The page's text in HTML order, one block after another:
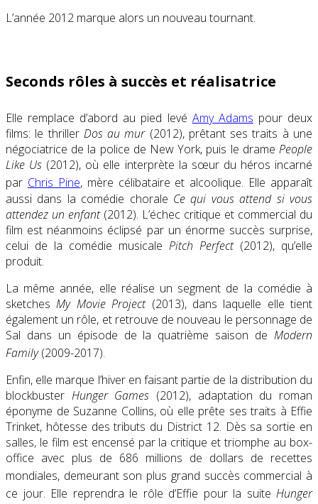
L’année 2012 marque alors un nouveau tournant.
Seconds rôles à succès et réalisatrice
Elle remplace d’abord au pied levé Amy Adams pour deux
films: le thriller Dos au mur (2012), prêtant ses traits à une
négociatrice de la police de New York, puis le drame People
Like Us (2012), où elle interprète la sœur du héros incarné
par Chris Pine, mère célibataire et alcoolique. Elle apparaît
aussi dans la comédie chorale Ce qui vous attend si vous
attendez un enfant (2012). L’échec critique et commercial du
film est néanmoins éclipsé par un énorme succès surprise,
celui de la comédie musicale Pitch Perfect (2012), qu’elle
produit.
La même année, elle réalise un segment de la comédie à
sketchesMy Movie Project (2013), dans laquelle elle tient
également un rôle, et retrouve de nouveau le personnage de
Sal dans un épisode de la quatrième saison de Modern
Family(2009-2017).
Enfin, elle marque l’hiver en faisant partie de la distribution du
blockbuster Hunger Games (2012), adaptation du roman
éponyme de Suzanne Collins, où elle prête ses traits à Effie
Trinket, hôtesse des tributs du District 12. Dès sa sortie en
salles, le film est encensé par la critique et triomphe au box-
office avec plus de 686 millions de dollars de recettes
mondiales, demeurant son plus grand succès commercial à
ce jour. Elle reprendra le rôle d’Effie pour la suite Hunger